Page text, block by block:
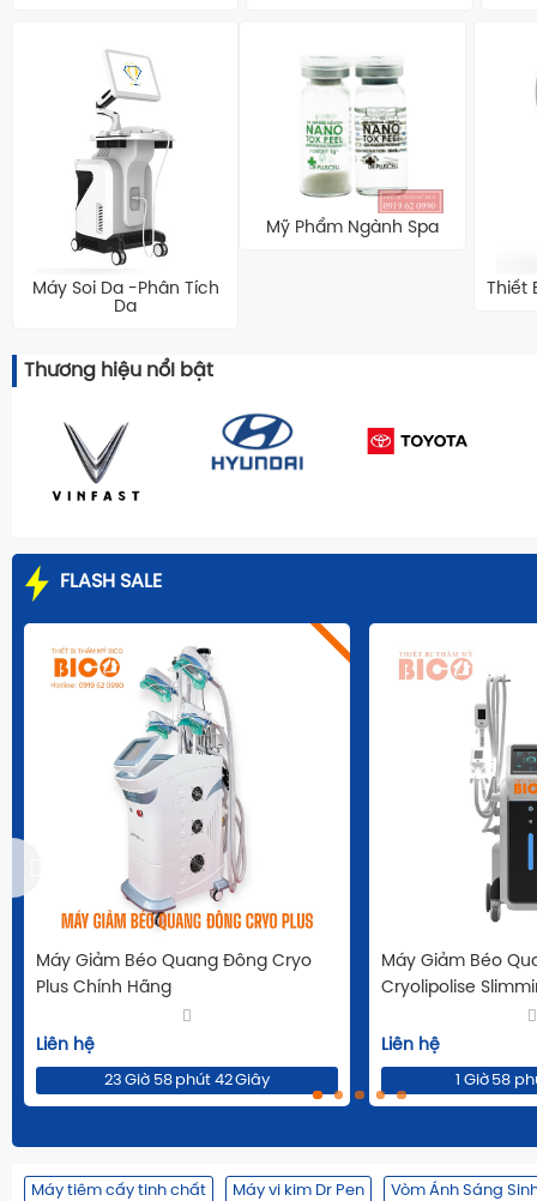
Máy Soi Da -Phân Tích
Da
Mỹ Phẩm Ngành Spa
Thiết
Thương hiệu nổI bật
FLASH SALE
Máy Giảm Béo Quang Đông Cryo
Plus Chính Hãng
Liên hệ
23 Giờ 58 phút 41 Giây
Máy Giảm Béo
Cryolipolise
Liên hệ
1 Giờ 58
Máy tiêm cấy tinh chất Máy vi kim Dr Pen Vòm Ánh Sáng